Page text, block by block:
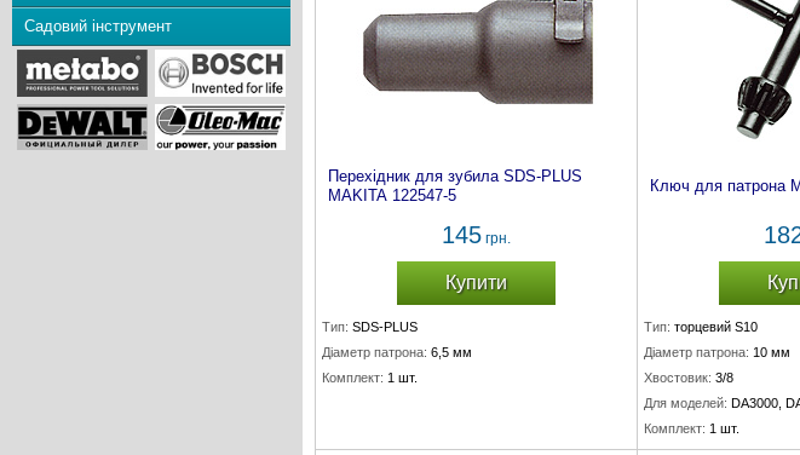
Садовий інструмент
Перехідник для зубила SDS-PLUS
MAKITA 122547-5
145 грн.
Купити
Тип: SDS-PLUS
Діаметр патрона: 6,5 мм
Комплект: 1 шт.
Ключ для патрона
Тип: торцевий S10
Діаметр патрона: 10 мм
Хвостовик: 3/8
Для моделей: DA3000,
Комплект: 1 шт.